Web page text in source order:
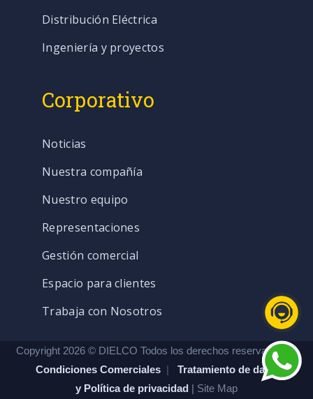
Distribución Eléctrica
Ingeniería y proyectos
Corporativo
Noticias
Nuestra compañía
Nuestro equipo
Representaciones
Gestión comercial
Espacio para clientes
Trabaja con Nosotros
Copyright 2026 © DIELCO Todos los derechos reservados. |
Condiciones Comerciales | Tratamiento de datos
y Política de privacidad | Site Map